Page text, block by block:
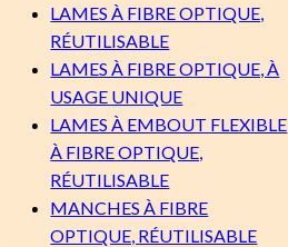
LAMES À FIBRE OPTIQUE,
RÉUTILISABLE
LAMES À FIBRE OPTIQUE, À
USAGE UNIQUE
LAMES À EMBOUT FLEXIBLE
À FIBRE OPTIQUE,
RÉUTILISABLE
MANCHES À FIBRE
OPTIQUE, RÉUTILISABLE
Voir l'emplacement de notre bureau
Liens rapides
Tous les produits
À propos
Contact
Durabilité